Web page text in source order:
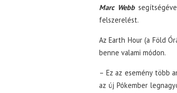
Marc Webb
felszerelést.
Az Earth Hour (a Föld
benne valami módon.
– Ez az esemény több
az új Pókember